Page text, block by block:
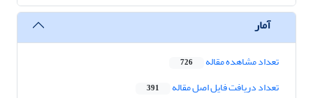
آمار
تعداد مشاهده مقاله 726
تعداد دریافت فایل اصل مقاله 391